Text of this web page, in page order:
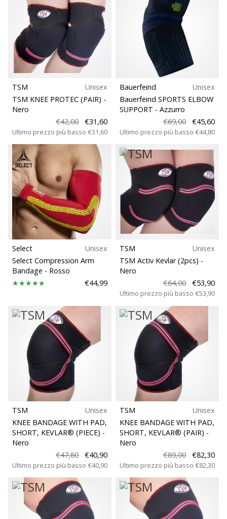
personale,
blog,
gestisci
una
pagina
Facebook
o
un
online?
Fa’
che
generino
profitto.
Unisciti
al…
Mostra
tutti gli
articoli
TSM
Unisex
TSM KNEE PROTEC (PAIR) -
Nero
€42,00
€31,60
Ultimo prezzo più basso €31,60
Bauerfeind
Unisex
Bauerfeind SPORTS ELBOW
SUPPORT - Azzurro
€69,00
€45,60
Ultimo prezzo più basso €44,80
Select
Unisex
Select Compression Arm
Bandage - Rosso
€44,99
TSM
Unisex
TSM Activ Kevlar (2pcs) -
Nero
€64,00
€53,90
Ultimo prezzo più basso €53,90
TSM
Unisex
KNEE BANDAGE WITH PAD,
SHORT, KEVLAR® (PIECE) -
Nero
€47,80
€40,90
Ultimo prezzo più basso €40,90
TSM
Unisex
KNEE BANDAGE WITH PAD,
SHORT, KEVLAR® (PAIR) -
Nero
€89,00
€82,30
Ultimo prezzo più basso €82,30